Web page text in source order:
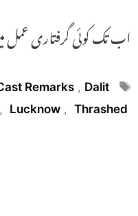
اب تک کوئی گرفتاری عمل
Tags
Remarks , Dalit
, Lucknow , Thrashed